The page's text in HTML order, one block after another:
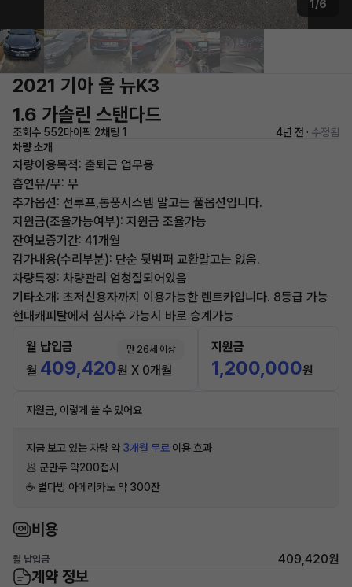
1/6
2021 기아 올 뉴K3
1.6 가솔린 스탠다드
조회수 552마이픽 2채팅 1 4년 전 · 수정됨
차량 소개
차량이용목적: 출퇴근 업무용
흡연유/무: 무
추가옵션: 선루프,통풍시스템 말고는 풀옵션입니다.
지원금(조율가능여부): 지원금 조율가능
잔여보증기간: 41개월
감가내용(수리부분): 단순 뒷범퍼 교환말고는 없음.
차량특징: 차량관리 엄청잘되어있음
기타소개: 초저신용자까지 이용가능한 렌트카입니다. 8등급 가능
현대캐피탈에서 심사후 가능시 바로 승계가능
월 납입금 만 26세 이상
월 409,420원 X 0개월
지원금
1,200,000원
지원금, 이렇게 쓸 수 있어요
지금 보고 있는 차량 약 3개월 무료 이용 효과
🥟 군만두 약200접시
☕️ 별다방 아메리카노 약 300잔
비용
월 납입금 409,420원
계약 정보